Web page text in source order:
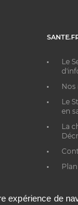
Le
Nos
Le
en
La
expérience de